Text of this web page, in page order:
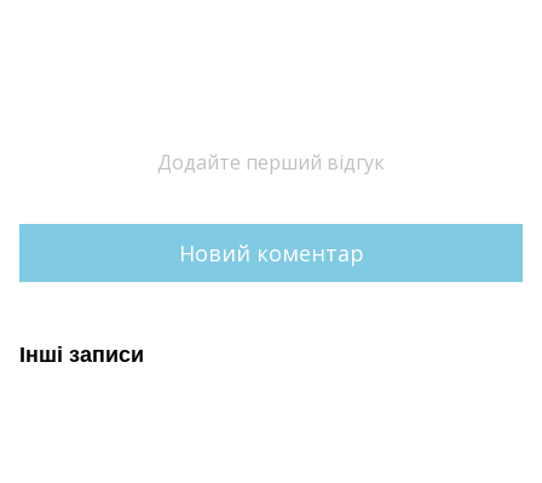
Додайте перший відгук
Новий коментар
Інші записи